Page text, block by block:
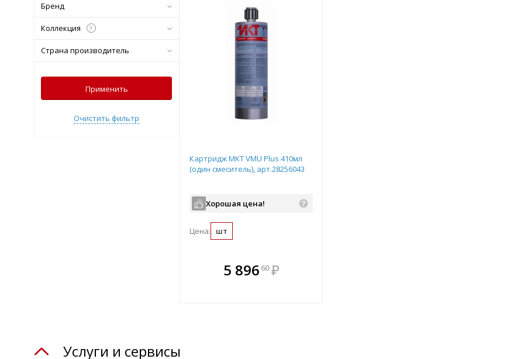
Картридж MKT VMU Plus 410мл
(один смеситель), арт.28256043
Хорошая цена!
Цена: шт
5 896 60 ₽
Бренд
Коллекция ?
Страна производитель
Применить
Очистить фильтр
Услуги и сервисы